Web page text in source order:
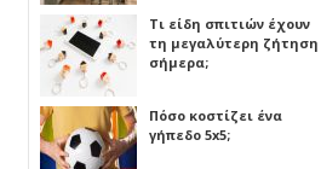
Τι είδη σπιτιών έχουν
τη μεγαλύτερη ζήτηση
σήμερα;
Πόσο κοστίζει ένα
γήπεδο 5x5;